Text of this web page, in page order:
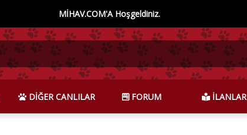
MİHAV.COM'A Hoşgeldiniz.
DİĞER CANLILAR FORUM İLANLAR